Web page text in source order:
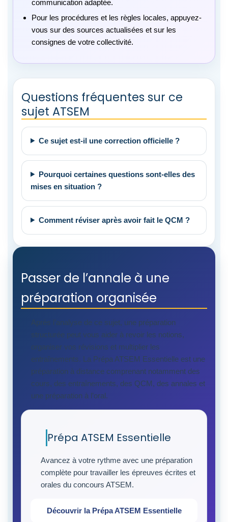
communication adaptée.
Pour les procédures et les règles locales, appuyez-
vous sur des sources actualisées et sur les
consignes de votre collectivité.
Questions fréquentes sur ce
sujet ATSEM
Ce sujet est-il une correction officielle ?
Pourquoi certaines questions sont-elles des
mises en situation ?
Comment réviser après avoir fait le QCM ?
Passer de l’annale à une
préparation organisée
Après l’analyse de ce sujet, une préparation
structurée peut vous aider à revoir les notions,
organiser vos révisions et multiplier les
entraînements. La Prépa ATSEM Essentielle est une
préparation à distance comprenant notamment des
cours, des entraînements, des QCM, des annales et
une préparation à l’oral.
Prépa ATSEM Essentielle
Avancez à votre rythme avec une préparation
complète pour travailler les épreuves écrites et
orales du concours ATSEM.
Découvrir la Prépa ATSEM Essentielle